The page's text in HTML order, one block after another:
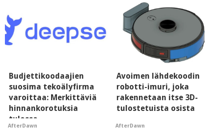
Budjettikoodaajien
suosima tekoälyfirma
varoittaa: Merkittäviä
hinnankorotuksia
tulossa
AfterDawn
Avoimen lähdekoodin
robotti-imuri, joka
rakennetaan itse 3D-
tulostetuista osista
AfterDawn